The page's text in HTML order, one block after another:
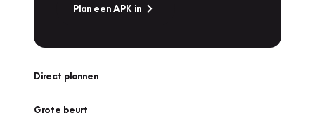
Plan een APK in
Direct plannen
Grote beurt